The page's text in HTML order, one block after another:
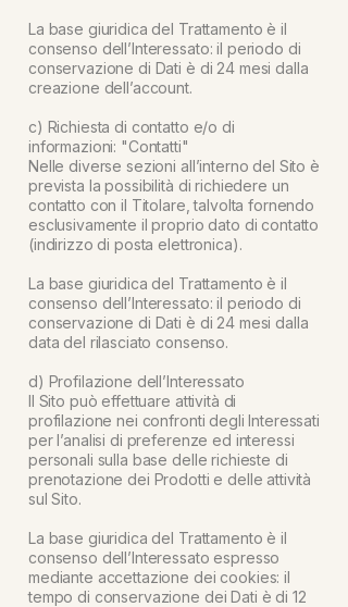
La base giuridica del Trattamento è il
consenso dell’Interessato: il periodo di
conservazione di Dati è di 24 mesi dalla
creazione dell’account.
c) Richiesta di contatto e/o di
informazioni: "Contatti"
Nelle diverse sezioni all’interno del Sito è
prevista la possibilità di richiedere un
contatto con il Titolare, talvolta fornendo
esclusivamente il proprio dato di contatto
(indirizzo di posta elettronica).
La base giuridica del Trattamento è il
consenso dell’Interessato: il periodo di
conservazione di Dati è di 24 mesi dalla
data del rilasciato consenso.
d) Profilazione dell’Interessato
Il Sito può effettuare attività di
profilazione nei confronti degli Interessati
per l’analisi di preferenze ed interessi
personali sulla base delle richieste di
prenotazione dei Prodotti e delle attività
sul Sito.
La base giuridica del Trattamento è il
consenso dell’Interessato espresso
mediante accettazione dei cookies: il
tempo di conservazione dei Dati è di 12